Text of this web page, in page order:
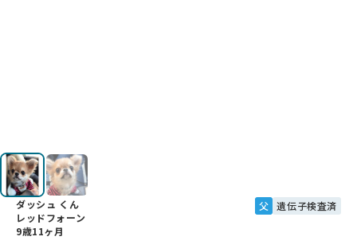
ダッシュ くん
レッドフォーン
9歳11ヶ月
父 遺伝子検査済